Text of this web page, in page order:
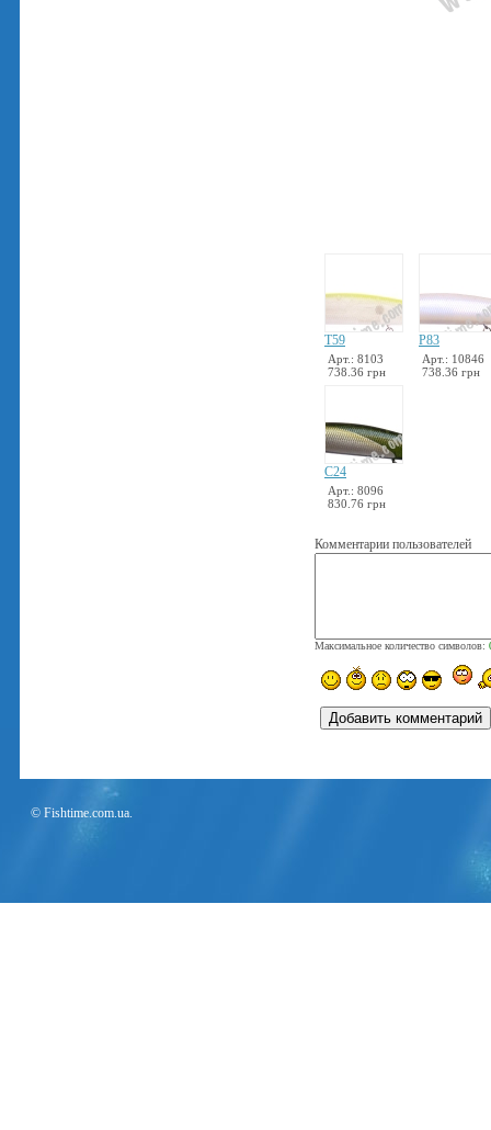
T59
Арт.: 8103
738.36 грн
P83
Арт.: 10846
738.36 грн
C24
Арт.: 8096
830.76 грн
Комментарии пользователей
Максимальное количество символов:
© Fishtime.com.ua.